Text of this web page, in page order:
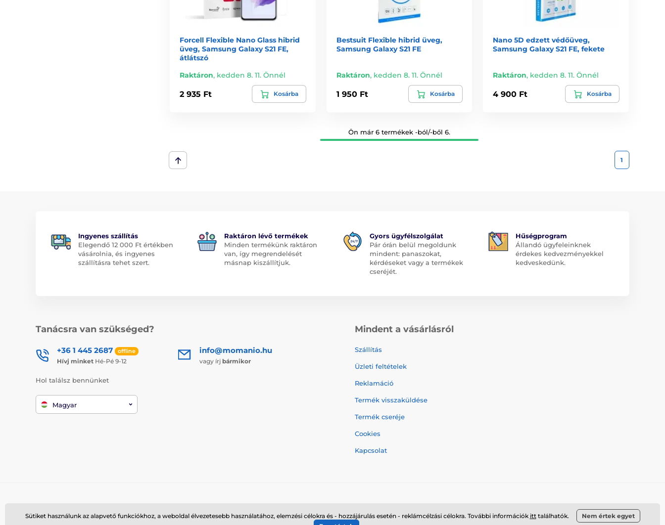
Forcell Flexible Nano Glass hibrid
üveg, Samsung Galaxy S21 FE,
átlátszó
Raktáron, kedden 8. 11. Önnél
2 935 Ft Kosárba
Bestsuit Flexible hibrid üveg,
Samsung Galaxy S21 FE
Raktáron, kedden 8. 11. Önnél
1 950 Ft Kosárba
Nano 5D edzett védőüveg,
Samsung Galaxy S21 FE, fekete
Raktáron, kedden 8. 11. Önnél
4 900 Ft Kosárba
Ön már 6 termékek -ból/-ből 6.
1
Ingyenes szállítás
Elegendő 12 000 Ft értékben
vásárolnia, és ingyenes
szállításra tehet szert.
Raktáron lévő termékek
Minden termékünk raktáron
van, így megrendelését
másnap kiszállítjuk.
Gyors ügyfélszolgálat
Pár órán belül megoldunk
mindent: panaszokat,
kérdéseket vagy a termékek
cseréjét.
Hűségprogram
Állandó ügyfeleinknek
érdekes kedvezményekkel
kedveskedünk.
Tanácsra van szükséged?
+36 1 445 2687 offline
Hívj minket Hé-Pé 9-12
info@momanio.hu
vagy írj bármikor
Hol találsz bennünket
Magyar
Mindent a vásárlásról
Szállítás
Üzleti feltételek
Reklamáció
Termék visszaküldése
Termék cseréje
Cookies
Kapcsolat
Sütiket használunk az alapvető funkciókhoz, a weboldal élvezetesebb használatához, elemzési célokra és - hozzájárulás esetén - reklámcélzási célokra. További információk itttalálhatók.
Nem értek egyet